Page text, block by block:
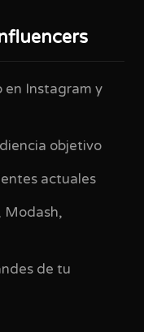
en Instagram y
objetivo
actuales
Modash,
de tu